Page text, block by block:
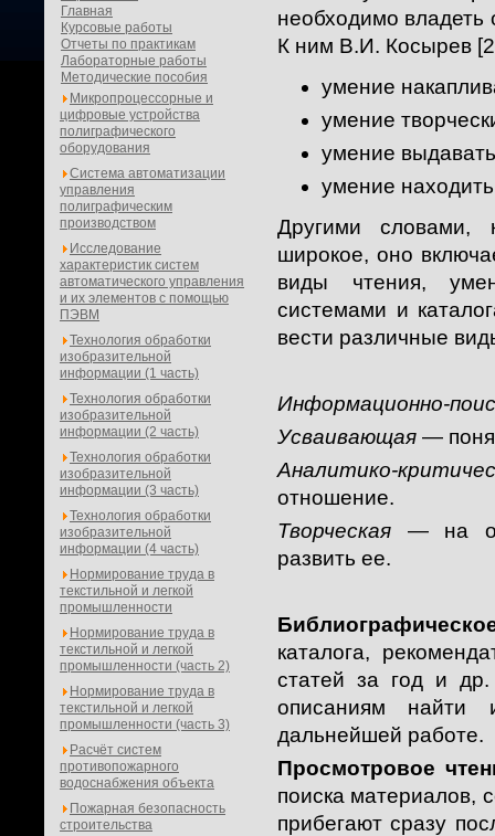
Главная
Курсовые работы
Отчеты по практикам
Лабораторные работы
Методические пособия
Микропроцессорные и
цифровые устройства
полиграфического
оборудования
Система автоматизации
управления
полиграфическим
производством
Исследование
характеристик систем
автоматического управления
и их элементов с помощью
ПЭВМ
Технология обработки
изобразительной
информации (1 часть)
Технология обработки
изобразительной
информации (2 часть)
Технология обработки
изобразительной
информации (3 часть)
Технология обработки
изобразительной
информации (4 часть)
Нормирование труда в
текстильной и легкой
промышленности
Нормирование труда в
текстильной и легкой
промышленности (часть 2)
Нормирование труда в
текстильной и легкой
промышленности (часть 3)
Расчёт систем
противопожарного
водоснабжения объекта
Пожарная безопасность
строительства
необходимо
К ним В.И. Косырев
умение
умение
умение
умение
Другими словами,
широкое, оно
виды чтения,
системами и
вести различные
Информационно-
Усваивающая —
Аналитико-
отношение.
Творческая — на
развить ее.
каталога,
статей за год и
описаниям найти
дальнейшей работе.
Просмотровое
поиска
прибегают сразу